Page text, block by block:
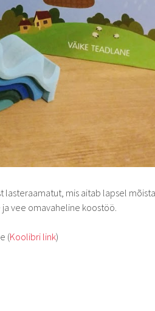
mis aitab lapsel
vee omavaheline koostöö.
(Koolibri link)